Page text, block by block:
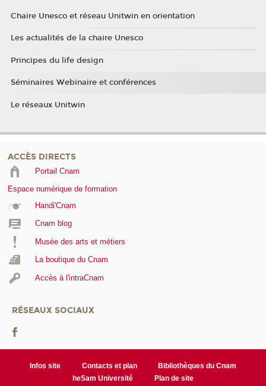
Chaire Unesco et réseau Unitwin en orientation
Les actualités de la chaire Unesco
Principes du life design
Séminaires Webinaire et conférences
Le réseaux Unitwin
ACCÈS DIRECTS
Portail Cnam
Espace numérique de formation
Handi'Cnam
Cnam blog
Musée des arts et métiers
La boutique du Cnam
Accès à l'intraCnam
RÉSEAUX SOCIAUX
Infos site Contacts et plan
Bibliothèques du Cnam
heSam Université
Plan de site